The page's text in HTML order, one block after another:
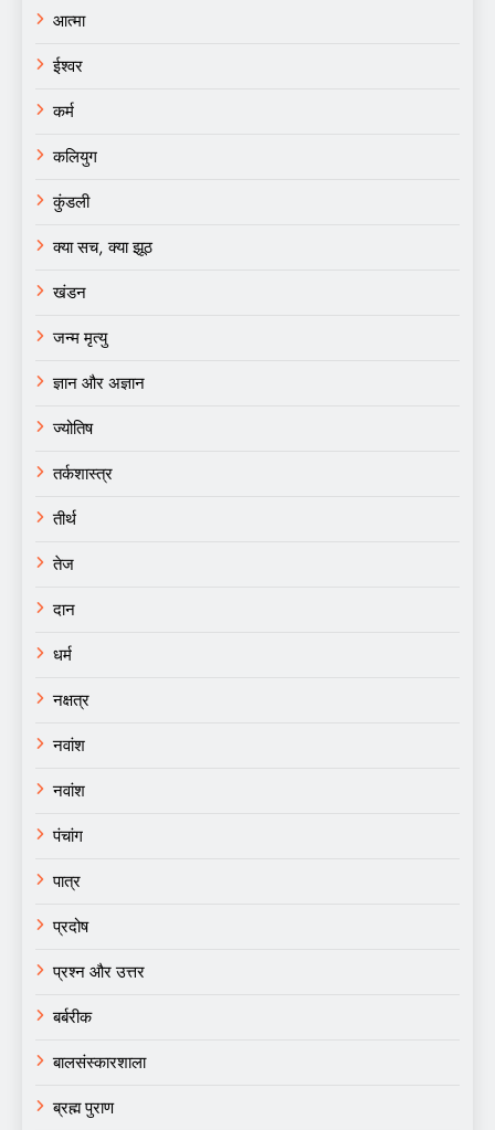
आत्मा
ईश्वर
कर्म
कलियुग
कुंडली
क्या सच, क्या झूठ
खंडन
जन्म मृत्यु
ज्ञान और अज्ञान
ज्योतिष
तर्कशास्त्र
तीर्थ
तेज
दान
धर्म
नक्षत्र
नवांश
नवांश
पंचांग
पात्र
प्रदोष
प्रश्न और उत्तर
बर्बरीक
बालसंस्कारशाला
ब्रह्म पुराण